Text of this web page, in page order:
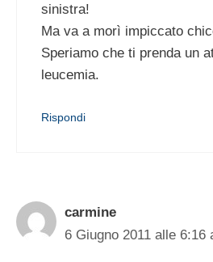
sinistra!
Ma va a morì impiccato
Speriamo che ti prenda un
leucemia.
Rispondi
carmine
6 Giugno 2011 alle 6:16